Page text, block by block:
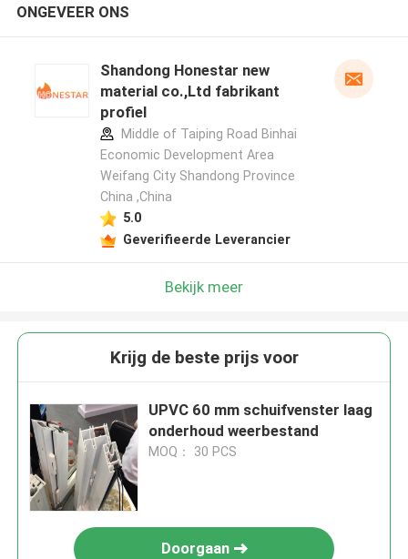
ONGEVEER ONS
Shandong Honestar new
material co.,Ltd fabrikant
profiel
Middle of Taiping Road Binhai
Economic Development Area
Weifang City Shandong Province
China ,China
5.0
Geverifieerde Leverancier
Bekijk meer
Krijg de beste prijs voor
UPVC 60 mm schuifvenster laag
onderhoud weerbestand
MOQ： 30 PCS
Doorgaan